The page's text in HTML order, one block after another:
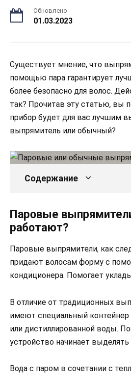
Обновлено
01.03.2023
Существует мнение, что
помощью пара гарантирует
более безопасно для волос.
так? Прочитав эту статью, вы
прибор будет для вас лучшим
выпрямитель или обычный?
Содержание
Паровые
работают?
Паровые выпрямители, как
придают волосам форму с
кондиционера. Помогает
В отличие от традиционных
имеют специальный контейнер
или дистиллированной воды.
устройство начинает выделять
Вода с паром в сочетании с